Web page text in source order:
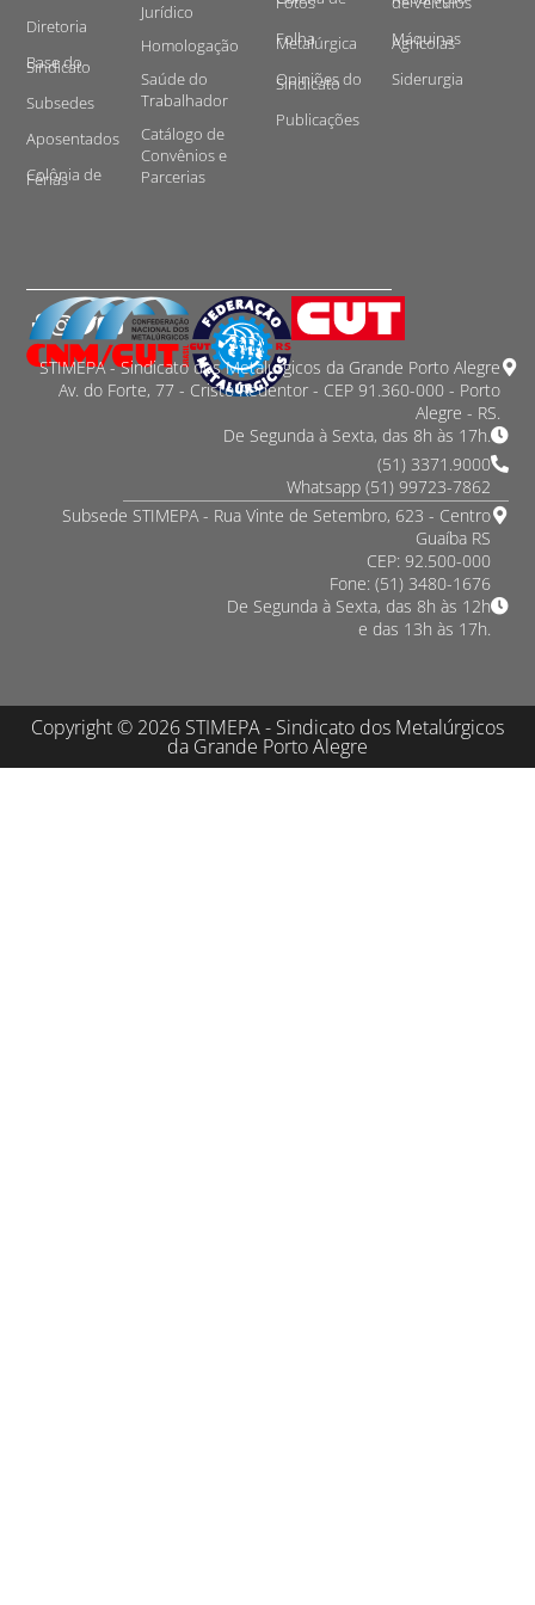
Diretoria
Base do
Sindicato
Subsedes
Aposentados
Colônia de
Férias
Jurídico
Homologação
Saúde do
Trabalhador
Catálogo de
Convênios e
Parcerias
Folha
Metalúrgica
Opiniões do
Sindicato
Publicações
Máquinas
Agrícolas
Siderurgia
STIMEPA - Sindicato dos Metalurgicos da Grande Porto Alegre
Av. do Forte, 77 - Cristo Redentor - CEP 91.360-000 - Porto
Alegre - RS.
De Segunda à Sexta, das 8h às 17h.
(51) 3371.9000
Whatsapp (51) 99723-7862
Subsede STIMEPA - Rua Vinte de Setembro, 623 - Centro
Guaíba RS
CEP: 92.500-000
Fone: (51) 3480-1676
De Segunda à Sexta, das 8h às 12h
e das 13h às 17h.
Copyright © 2026 STIMEPA - Sindicato dos Metalúrgicos
da Grande Porto Alegre